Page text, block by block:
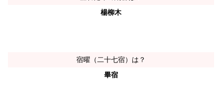
楊柳木
宿曜（二十七宿）は？
畢宿